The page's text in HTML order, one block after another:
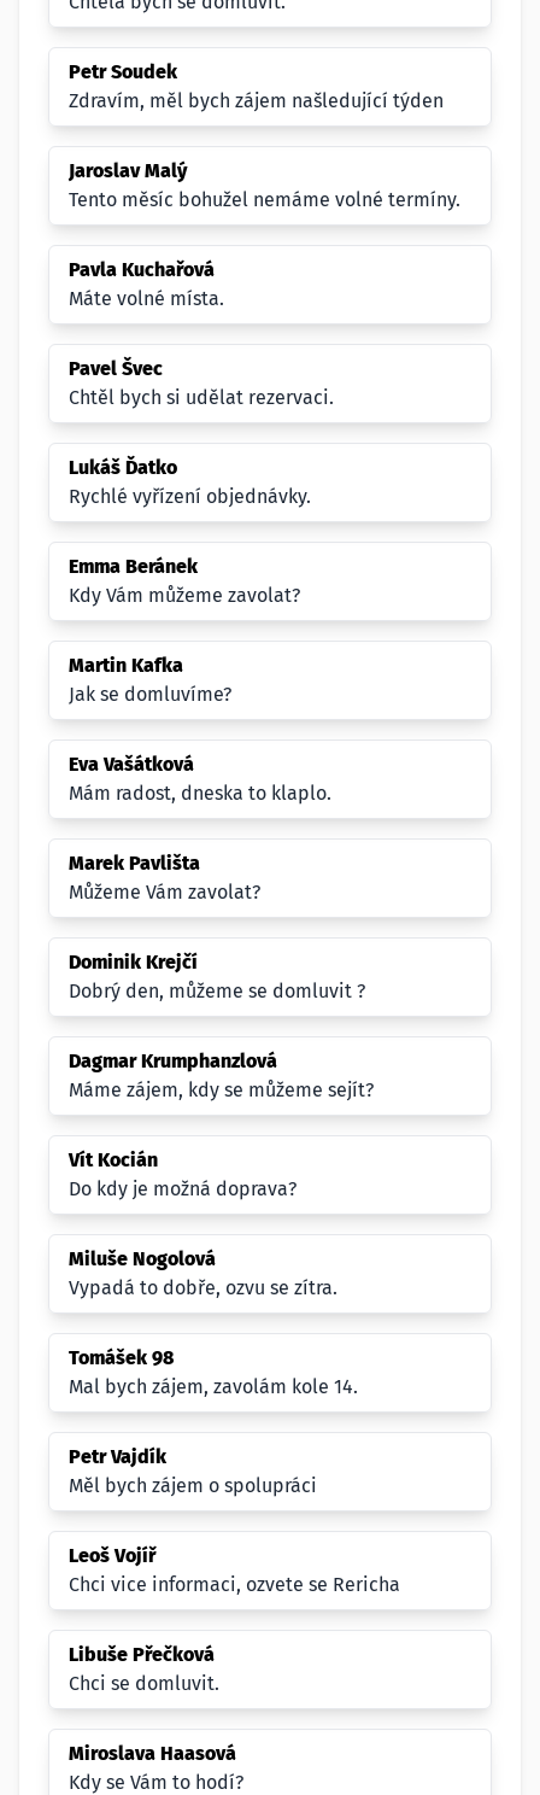
Petr Soudek
Zdravím, měl bych zájem našledující týden
Jaroslav Malý
Tento měsíc bohužel nemáme volné termíny.
Pavla Kuchařová
Máte volné místa.
Pavel Švec
Chtěl bych si udělat rezervaci.
Lukáš Ďatko
Rychlé vyřízení objednávky.
Emma Beránek
Kdy Vám můžeme zavolat?
Martin Kafka
Jak se domluvíme?
Eva Vašátková
Mám radost, dneska to klaplo.
Marek Pavlišta
Můžeme Vám zavolat?
Dominik Krejčí
Dobrý den, můžeme se domluvit ?
Dagmar Krumphanzlová
Máme zájem, kdy se můžeme sejít?
Vít Kocián
Do kdy je možná doprava?
Miluše Nogolová
Vypadá to dobře, ozvu se zítra.
Tomášek 98
Mal bych zájem, zavolám kole 14.
Petr Vajdík
Měl bych zájem o spolupráci
Leoš Vojíř
Chci vice informaci, ozvete se Rericha
Libuše Přečková
Chci se domluvit.
Miroslava Haasová
Kdy se Vám to hodí?